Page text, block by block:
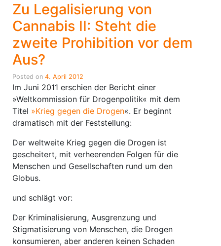
Zu Legalisierung von
Cannabis II: Steht die
zweite Prohibition vor dem
Aus?
Posted on 4. April 2012
Im Juni 2011 erschien der Bericht einer
»Weltkommission für Drogenpolitik« mit dem
Titel »Krieg gegen die Drogen«. Er beginnt
dramatisch mit der Feststellung:
Der weltweite Krieg gegen die Drogen ist
gescheitert, mit verheerenden Folgen für die
Menschen und Gesellschaften rund um den
Globus.
und schlägt vor:
Der Kriminalisierung, Ausgrenzung und
Stigmatisierung von Menschen, die Drogen
konsumieren, aber anderen keinen Schaden